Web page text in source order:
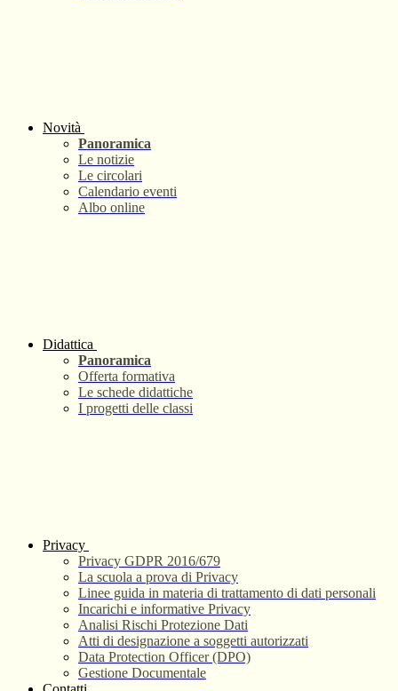
Novità
Panoramica
Le notizie
Le circolari
Calendario eventi
Albo online
Didattica
Panoramica
Offerta formativa
Le schede didattiche
I progetti delle classi
Privacy
Privacy GDPR 2016/679
La scuola a prova di Privacy
Linee guida in materia di trattamento di dati personali
Incarichi e informative Privacy
Analisi Rischi Protezione Dati
Atti di designazione a soggetti autorizzati
Data Protection Officer (DPO)
Gestione Documentale